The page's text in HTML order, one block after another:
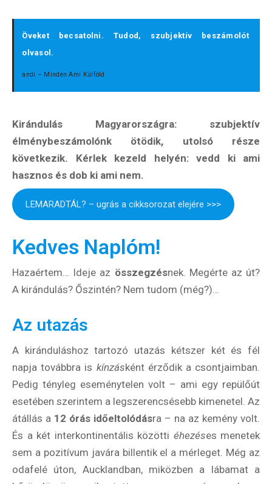
Öveket becsatolni. Tudod, szubjektív beszámolót
olvasol.
andi – Minden Ami Külföld
Kirándulás Magyarországra: szubjektív
élménybeszámolónk ötödik, utolsó része
következik. Kérlek kezeld helyén: vedd ki ami
hasznos és dob ki ami nem.
LEMARADTÁL? – ugrás a cikksorozat elejére >>>
Kedves Naplóm!
Hazaértem… Ideje az összegzésnek. Megérte az út?
A kirándulás? Őszintén? Nem tudom (még?)…
Az utazás
A kiránduláshoz tartozó utazás kétszer két és fél
napja továbbra is kínzásként érződik a csontjaimban.
Pedig tényleg eseménytelen volt – ami egy repülőút
esetében szerintem a legszerencsésebb kimenetel. Az
átállás a 12 órás időeltolódásra – na az kemény volt.
És a két interkontinentális közötti éhezéses menetek
sem a pozitívum javára billentik el a mérleget. Még az
odafelé úton, Aucklandban, miközben a lábamat a